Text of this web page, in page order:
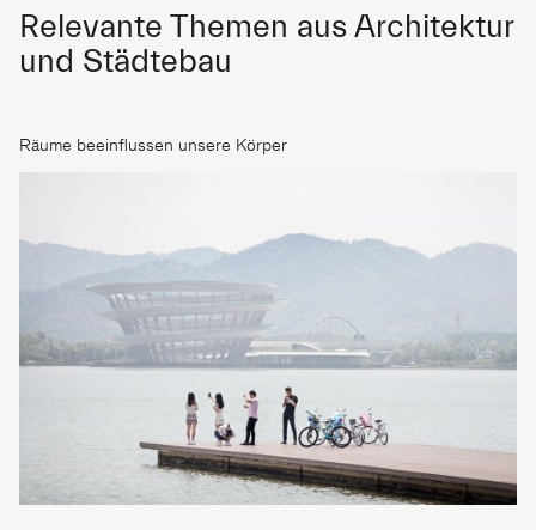
Relevante Themen aus Architektur
und Städtebau
Räume beeinflussen unsere Körper